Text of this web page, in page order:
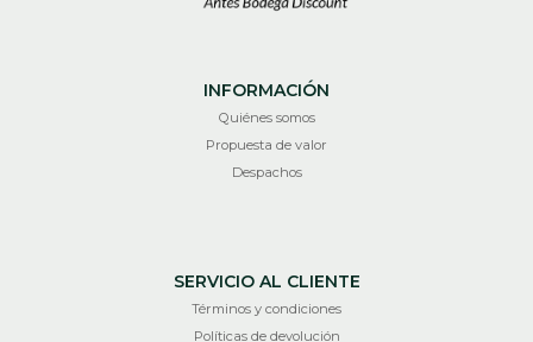
INFORMACIÓN
Quiénes somos
Propuesta de valor
Despachos
SERVICIO AL CLIENTE
Términos y condiciones
Políticas de devolución